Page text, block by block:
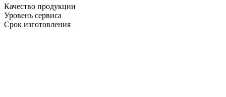
Качество продукции
Уровень сервиса
Срок изготовления